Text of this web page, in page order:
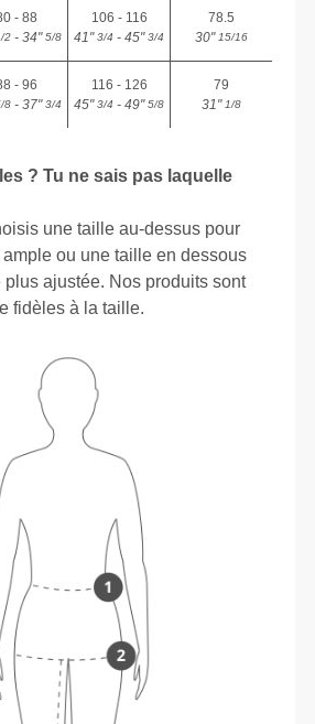
- 88
2 - 34"5/8
106 - 116
41"3/4 - 45"3/4
78.5
30"15/16
- 96
8 - 37"3/4
116 - 126
45"3/4 - 49"5/8
79
31"1/8
? Tu ne sais pas laquelle
une taille au-dessus pour
ou une taille en dessous
plus ajustée. Nos produits sont
fidèles à la taille.